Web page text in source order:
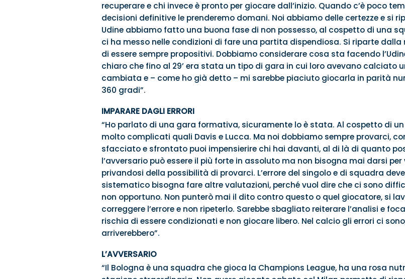
recuperare e chi invece è pronto per giocare dall’inizio. Quando c’è poco
decisioni definitive le prenderemo domani. Noi abbiamo delle certezze e si
Udine abbiamo fatto una buona fase di non possesso, al cospetto di una
ci ha messo nelle condizioni di fare una partita dispendiosa. Si riparte dalla
di essere sempre propositivi. Dobbiamo considerare cosa sta facendo
chiaro che fino al 29’ era stata un tipo di gara in cui loro avevano calciato
cambiata e – come ho già detto – mi sarebbe piaciuto giocarla in parità
360 gradi”.
IMPARARE DAGLI ERRORI
“Ho parlato di una gara formativa, sicuramente lo è stata. Al cospetto di
molto complicati quali Davis e Lucca. Ma noi dobbiamo sempre provarci,
sfacciato e sfrontato puoi impensierire chi hai davanti, al di là di quanto
l’avversario può essere il più forte in assoluto ma non bisogna mai darsi
privandosi della possibilità di provarci. L’errore del singolo e di squadra
sistematico bisogna fare altre valutazioni, perché vuol dire che ci sono
non opportuno. Non punterò mai il dito contro questo o quel giocatore, si
correggere l’errore e non ripeterlo. Sarebbe sbagliato reiterare l’analisi e
rischia di essere condizionati e non giocare libero. Nel calcio gli errori ci
arriverebbero”.
L’AVVERSARIO
“Il Bologna è una squadra che gioca la Champions League, ha una rosa